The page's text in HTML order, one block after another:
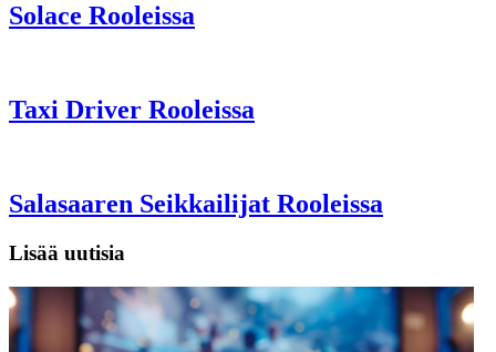
Solace Rooleissa
Taxi Driver Rooleissa
Salasaaren Seikkailijat Rooleissa
Lisää uutisia